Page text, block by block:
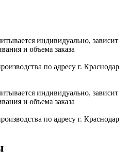
индивидуально, зависит
и объема заказа
по адресу г. Краснодар
индивидуально, зависит
и объема заказа
по адресу г. Краснодар